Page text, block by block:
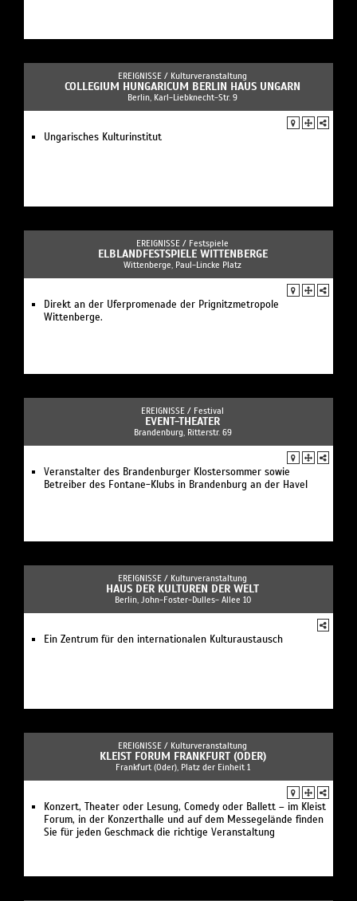
EREIGNISSE / Kulturveranstaltung
COLLEGIUM HUNGARICUM BERLIN HAUS UNGARN
Berlin, Karl-Liebknecht-Str. 9
Ungarisches Kulturinstitut
EREIGNISSE / Festspiele
ELBLANDFESTSPIELE WITTENBERGE
Wittenberge, Paul-Lincke Platz
Direkt an der Uferpromenade der Prignitzmetropole
Wittenberge.
EREIGNISSE / Festival
EVENT-THEATER
Brandenburg, Ritterstr. 69
Veranstalter des Brandenburger Klostersommer sowie
Betreiber des Fontane-Klubs in Brandenburg an der Havel
EREIGNISSE / Kulturveranstaltung
HAUS DER KULTUREN DER WELT
Berlin, John-Foster-Dulles- Allee 10
Ein Zentrum für den internationalen Kulturaustausch
EREIGNISSE / Kulturveranstaltung
KLEIST FORUM FRANKFURT (ODER)
Frankfurt (Oder), Platz der Einheit 1
Konzert, Theater oder Lesung, Comedy oder Ballett – im Kleist
Forum, in der Konzerthalle und auf dem Messegelände finden
Sie für jeden Geschmack die richtige Veranstaltung